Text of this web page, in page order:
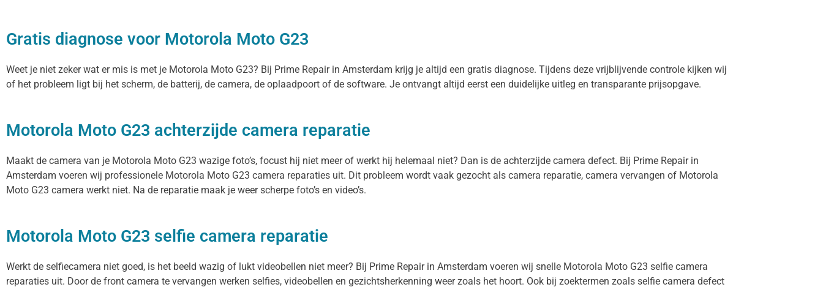
Gratis diagnose voor Motorola Moto G23
Weet je niet zeker wat er mis is met je Motorola Moto G23? Bij Prime Repair in Amsterdam krijg je altijd een gratis diagnose. Tijdens deze vrijblijvende controle kijken wij
of het probleem ligt bij het scherm, de batterij, de camera, de oplaadpoort of de software. Je ontvangt altijd eerst een duidelijke uitleg en transparante prijsopgave.
Motorola Moto G23 achterzijde camera reparatie
Maakt de camera van je Motorola Moto G23 wazige foto’s, focust hij niet meer of werkt hij helemaal niet? Dan is de achterzijde camera defect. Bij Prime Repair in
Amsterdam voeren wij professionele Motorola Moto G23 camera reparaties uit. Dit probleem wordt vaak gezocht als camera reparatie, camera vervangen of Motorola
Moto G23 camera werkt niet. Na de reparatie maak je weer scherpe foto’s en video’s.
Motorola Moto G23 selfie camera reparatie
Werkt de selfiecamera niet goed, is het beeld wazig of lukt videobellen niet meer? Bij Prime Repair in Amsterdam voeren wij snelle Motorola Moto G23 selfie camera
reparaties uit. Door de front camera te vervangen werken selfies, videobellen en gezichtsherkenning weer zoals het hoort. Ook bij zoektermen zoals selfie camera defect